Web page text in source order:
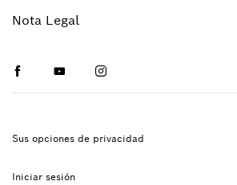
Nota Legal
FacebookYoutubeInstagram
Sus opciones de privacidad
Iniciar sesión